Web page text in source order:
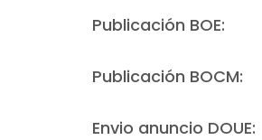
Publicación BOE:
Publicación BOCM:
Envio anuncio DOUE: